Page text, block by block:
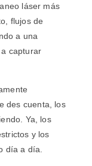
láser más
flujos de
a una
capturar
des cuenta, los
Ya, los
y los
día a día.